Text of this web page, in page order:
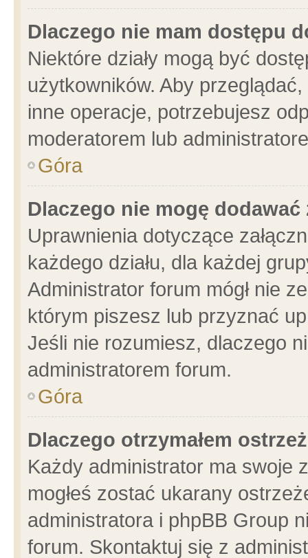
Dlaczego nie mam dostępu
Niektóre działy mogą być
użytkowników. Aby
inne operacje, potrzebujesz
moderatorem lub
Góra
Dlaczego nie mogę dodawać
Uprawnienia dotyczące
każdego działu, dla każdej
Administrator forum mógł nie
którym piszesz lub przyznać
Jeśli nie rozumiesz, dlaczego
administratorem forum.
Góra
Dlaczego otrzymałem
Każdy administrator ma swoje
mogłeś zostać ukarany
administratora i phpBB Group
forum. Skontaktuj się z